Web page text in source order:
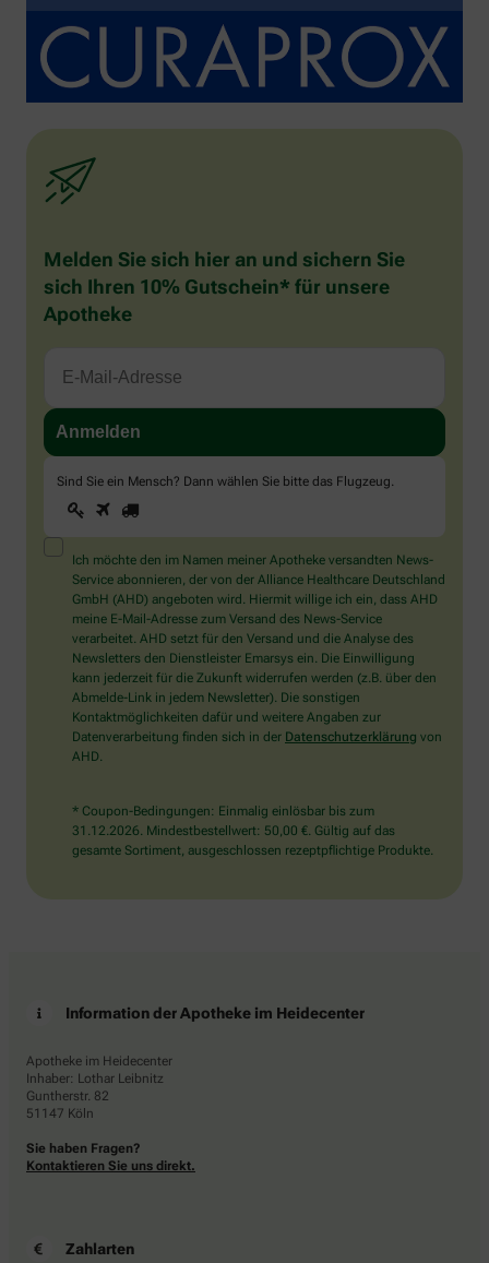
Melden Sie sich hier an und sichern Sie
sich Ihren 10% Gutschein* für unsere
Apotheke
Sind Sie ein Mensch? Dann wählen Sie bitte das Flugzeug
Sind
Sie
ein
Mensch?
Dann
wählen
Sie
bitte
das
Flugzeug.
1 2
Ich möchte den im Namen meiner Apotheke versandten News-
Service abonnieren, der von der Alliance Healthcare Deutschland
GmbH (AHD) angeboten wird. Hiermit willige ich ein, dass AHD
meine E-Mail-Adresse zum Versand des News-Service
verarbeitet. AHD setzt für den Versand und die Analyse des
Newsletters den Dienstleister Emarsys ein. Die Einwilligung
kann jederzeit für die Zukunft widerrufen werden (z.B. über den
Abmelde-Link in jedem Newsletter). Die sonstigen
Kontaktmöglichkeiten dafür und weitere Angaben zur
Datenverarbeitung finden sich in der Datenschutzerklärung von
AHD.
* Coupon-Bedingungen: Einmalig einlösbar bis zum
31.12.2026. Mindestbestellwert: 50,00 €. Gültig auf das
gesamte Sortiment, ausgeschlossen rezeptpflichtige Produkte.
Information der Apotheke im Heidecenter
Apotheke im Heidecenter
Inhaber: Lothar Leibnitz
Guntherstr. 82
51147 Köln
Sie haben Fragen?
Kontaktieren Sie uns direkt.
Zahlarten